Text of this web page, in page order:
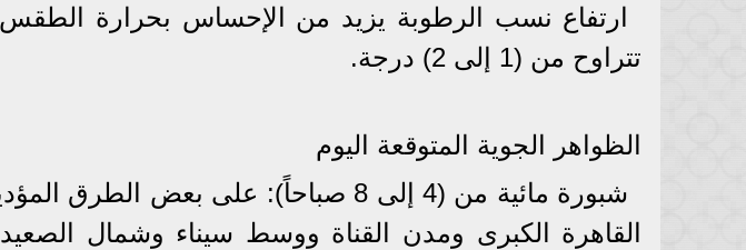
​ارتفاع نسب الرطوبة يزيد من الإحساس بحرارة
تتراوح من (1 إلى 2) درجة.
​الظواهر الجوية المتوقعة اليوم
​شبورة مائية من (4 إلى 8 صباحاً): ​على بعض
القاهرة الكبرى ومدن القناة ووسط سيناء وشمال